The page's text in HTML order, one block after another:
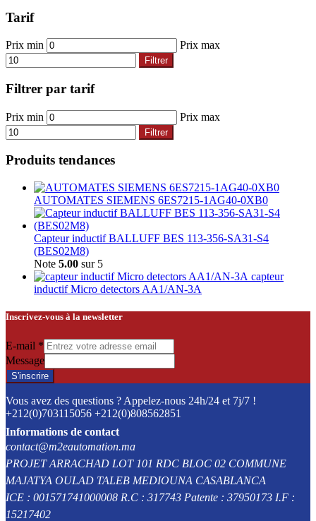
Tarif
Prix min Prix max
Filtrer
Filtrer par tarif
Prix min Prix max
Filtrer
Produits tendances
AUTOMATES SIEMENS 6ES7215-1AG40-0XB0
Capteur inductif BALLUFF BES 113-356-SA31-S4
(BES02M8)
Note 5.00 sur 5
capteur
inductif Micro detectors AA1/AN-3A
Inscrivez-vous à la newsletter
E-mail *
Message
S'inscrire
Vous avez des questions ? Appelez-nous 24h/24 et 7j/7 !
+212(0)703115056 +212(0)808562851
Informations de contact
contact@m2eautomation.ma
PROJET ARRACHAD LOT 101 RDC BLOC 02 COMMUNE
MAJATYA OULAD TALEB MEDIOUNA CASABLANCA
ICE : 001571741000008 R.C : 317743 Patente : 37950173 I.F :
15217402